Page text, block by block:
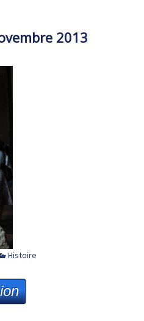
2013
Histoire